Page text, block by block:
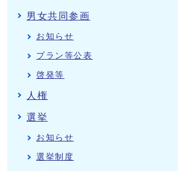
男女共同参画
お知らせ
プラン等公表
啓発等
人権
選挙
お知らせ
選挙制度